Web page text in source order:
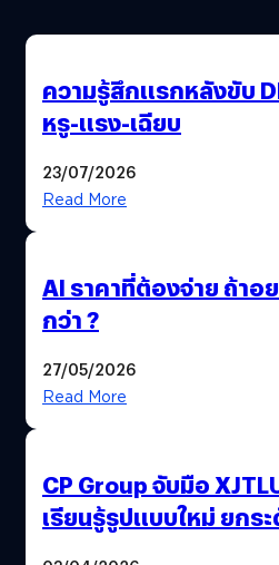
ความรู้สึกแรกหลังขับ
หรู-แรง-เฉียบ
23/07/2026
Read More
AI ราคาที่ต้องจ่าย ถ้าอ
กว่า ?
27/05/2026
Read More
CP Group จับมือ
เรียนรู้รูปแบบใหม่ ยกร